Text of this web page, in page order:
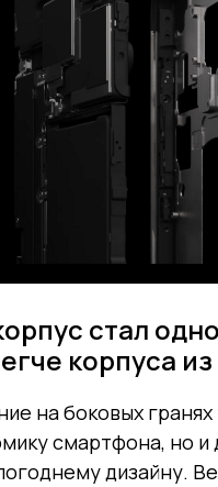
стал
корпуса из
на боковых
смартфона, но и
дизайну.